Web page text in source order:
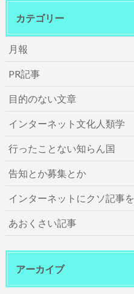
カテゴリー
月報
PR記事
目的のない文章
インターネット文化人類学
行ったことない知らん国
告知とか募集とか
インターネットにクソ記事を
あおくさい記事
アーカイブ